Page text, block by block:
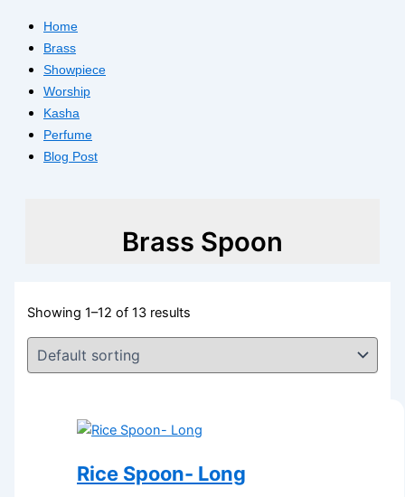
Home
Brass
Showpiece
Worship
Kasha
Perfume
Blog Post
Brass Spoon
Showing 1–12 of 13 results
Rice Spoon- Long